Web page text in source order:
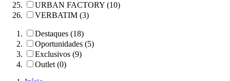
URBAN FACTORY (10)
VERBATIM (3)
Destaques (18)
Oportunidades (5)
Exclusivos (9)
Outlet (0)